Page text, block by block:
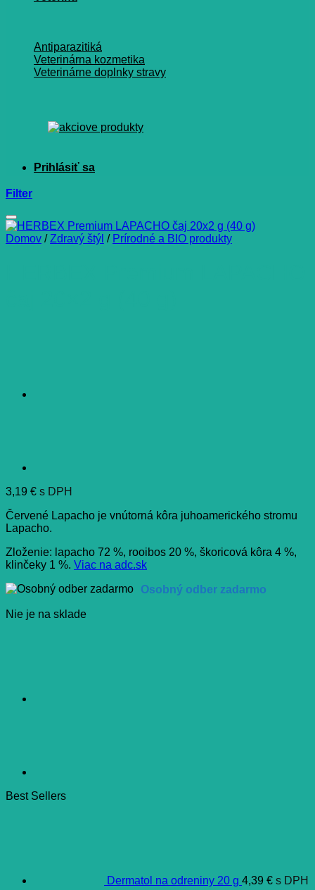
Antiparazitiká
Veterinárna kozmetika
Veterinárne doplnky stravy
Filter
Domov / Zdravý štýl / Prírodné a BIO produkty
3,19 € s DPH
Červené Lapacho je vnútorná kôra juhoamerického stromu
Lapacho.
Zloženie: lapacho 72 %, rooibos 20 %, škoricová kôra 4 %,
klinčeky 1 %. Viac na adc.sk
Osobný odber zadarmo
Nie je na sklade
Best Sellers
Dermatol na odreniny 20 g 4,39 € s DPH